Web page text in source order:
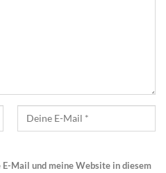
E-Mail und meine Website in diesem